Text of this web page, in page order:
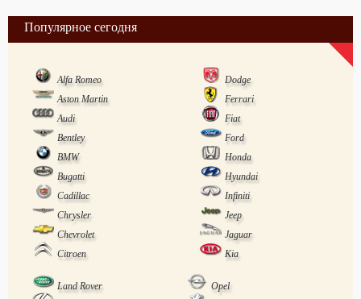
Популярное сегодня
Alfa Romeo
Dodge
Aston Martin
Ferrari
Audi
Fiat
Bentley
Ford
BMW
Honda
Bugatti
Hyundai
Cadillac
Infiniti
Chrysler
Jeep
Chevrolet
Jaguar
Citroen
Kia
Land Rover
Opel